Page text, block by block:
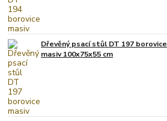
Dřevěný psací stůl DT 197 borovice
masiv 100x75x55 cm